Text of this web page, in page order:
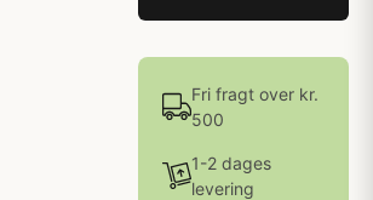
Fri fragt over kr.
500
1-2 dages
levering